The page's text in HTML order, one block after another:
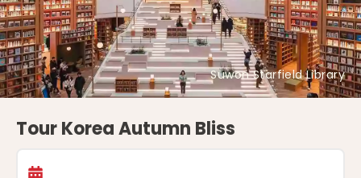
Suwon Starfield Library
Tour Korea Autumn Bliss